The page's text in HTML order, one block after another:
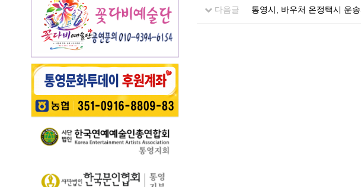
있다. 윤이상 선생은 현
대음악의 거장으로 널
리 알려져 있지만, 해방
심의 세계를 느끼게 하
고 연인은 물론 가족들
과 나들이 나온 이들의
미소함께 발길을 사로
빛, 하늘빛 수국이 어우
러진 산책로는 곳곳이
사진 명소로 변하며 꽃
길을 걷는 이들의 웃음
소리가…
까지 서피랑공원 일대
에서 개최된다. 이번 축
제는 통영시, 명정동, 명
정동자생단체가 후원하
고 지역 주민과 관광객
이 함께 어울려 서피랑
의 매력을 즐길 수 있는
주민 참여형 축제로 구
성한다는 계획이다. 행
사에서는 길놀이를 시
작으로 충렬초등학교
학생들의 우쿨렐레 발
표공연과 명정동 주민
영시는 한려수도의 수
려한 비경과 풍부한 역
사·문화자원을 결합한
해 2026년 통영 남파랑
길 걷기 프로그램을 본
격 운영한다고 밝혔다.
이번 사업은 남파랑길
통영 구간(14~15코스,
력을 널리 알리고 도보
여행 활성화를 도모하
기 위해 추진된다. 통영
의 역사·문화·미식·야간
다음글 통영시, 바우처 온정택시 운